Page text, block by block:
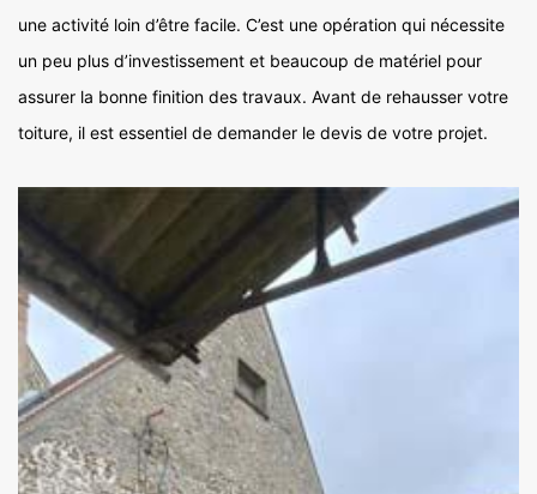
une activité loin d’être facile. C’est une opération qui nécessite
un peu plus d’investissement et beaucoup de matériel pour
assurer la bonne finition des travaux. Avant de rehausser votre
toiture, il est essentiel de demander le devis de votre projet.